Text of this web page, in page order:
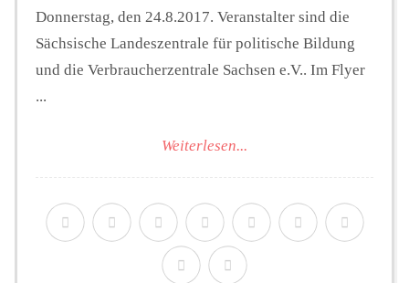
Donnerstag, den 24.8.2017. Veranstalter sind die
Sächsische Landeszentrale für politische Bildung
und die Verbraucherzentrale Sachsen e.V.. Im Flyer
...
Weiterlesen...